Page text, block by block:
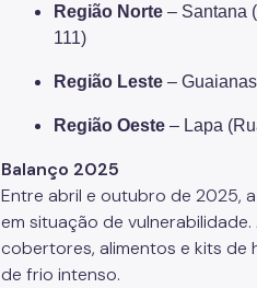
Região Norte – Santana
111)
Região Leste –
Região Oeste – Lapa
Balanço 2025
Entre abril e outubro de 2025,
em situação de
cobertores, alimentos e kits
de frio intenso.